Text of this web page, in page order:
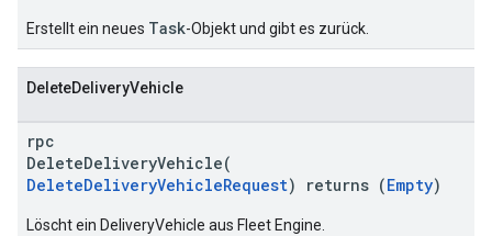
Erstellt ein neues Task-Objekt und gibt es zurück.
DeleteDeliveryVehicle
rpc
DeleteDeliveryVehicle(
DeleteDeliveryVehicleRequest) returns (Empty)
Löscht ein DeliveryVehicle aus Fleet Engine.